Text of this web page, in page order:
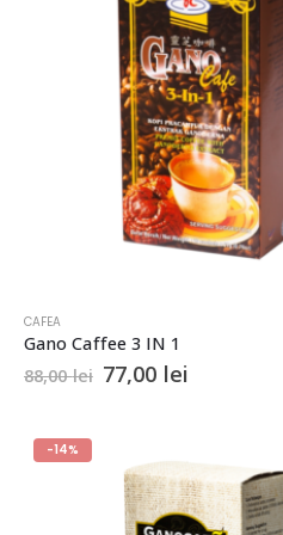
CAFEA
Gano Caffee 3 IN 1
88,00lei Prețul
inițial
88,00 lei.
77,00 leiPrețul
-14%